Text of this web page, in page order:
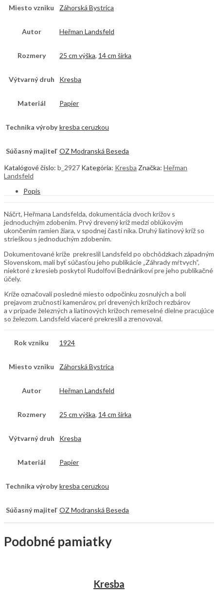
Miesto vzniku Záhorská Bystrica
Autor Heřman Landsfeld
Rozmery 25 cm výška, 14 cm šírka
Výtvarný druh Kresba
Materiál Papier
Technika výroby kresba ceruzkou
Súčasný majiteľ OZ Modranská Beseda
Katalógové číslo: b_2927 Kategória: Kresba Značka: Heřman
Landsfeld
Popis
Náčrt, Heřmana Landsfelda, dokumentácia dvoch krížov s
jednoduchým zdobením. Prvý drevený kríž medzi oblúkovým
ukončením ramien žiara, v spodnej časti nika. Druhý liatinový kríž so
strieškou s jednoduchým zdobením.
Dokumentované kríže prekreslil Landsfeld po obchôdzkach západným
Slovenskom, mali byť súčasťou jeho publikácie „Záhrady mŕtvych“,
niektoré z kresieb poskytol Rudolfovi Bednárikovi pre jeho publikačné
účely.
Kríže označovali posledné miesto odpočinku zosnulých a boli
prejavom zručnosti kamenárov, pri drevených krížoch rezbárov
a v prípade železných a liatinových krížoch remeselné dielne pracujúce
so železom. Landsfeld viaceré prekreslil a zrenovoval.
Rok vzniku 1924
Miesto vzniku Záhorská Bystrica
Autor Heřman Landsfeld
Rozmery 25 cm výška, 14 cm šírka
Výtvarný druh Kresba
Materiál Papier
Technika výroby kresba ceruzkou
Súčasný majiteľ OZ Modranská Beseda
Podobné pamiatky
Kresba